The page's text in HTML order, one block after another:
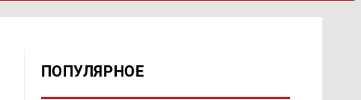
ПОПУЛЯРНОЕ